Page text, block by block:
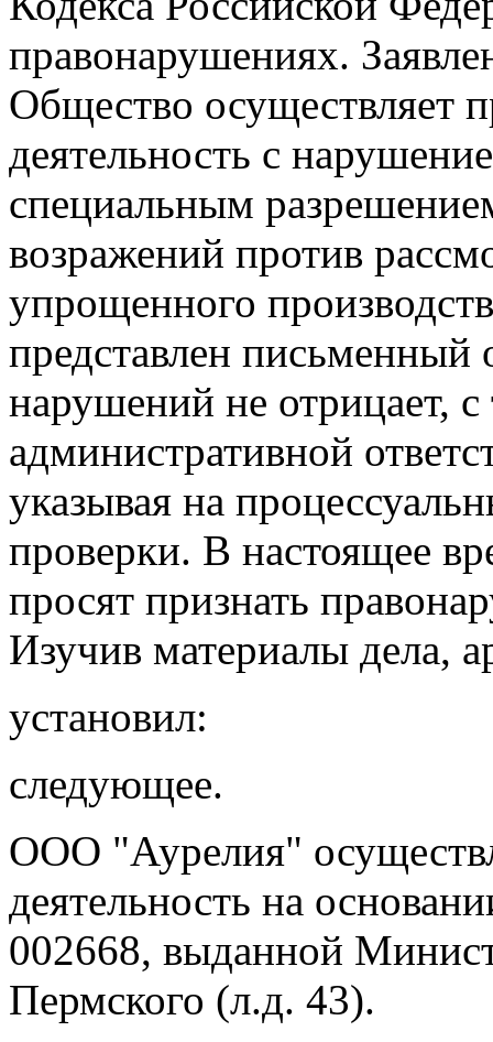
правонарушениях.
Общество осуществляет
деятельность с
специальным
возражений против
упрощенного
представлен
нарушений не отрицает,
административной
указывая на
проверки. В настоящее
просят признать
Изучив материалы дела,
установил:
следующее.
ООО "Аурелия"
деятельность на
002668, выданной
Пермского (л.д. 43).